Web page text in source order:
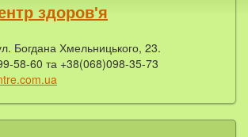
здоров'я
Богдана Хмельницького, 23.
58-60 та +38(068)098-35-73